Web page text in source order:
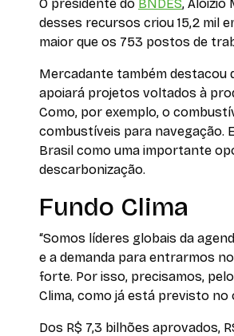
O presidente do BNDES, Aloizio
desses recursos criou 15,2 mil
maior que os 753 postos de
Mercadante também destacou
apoiará projetos voltados à
Como, por exemplo, o
combustíveis para navegação.
Brasil como uma importante
descarbonização.
Fundo Clima
“Somos líderes globais da
e a demanda para entrarmos
forte. Por isso, precisamos,
Clima, como já está previsto no
Dos R$ 7,3 bilhões aprovados,